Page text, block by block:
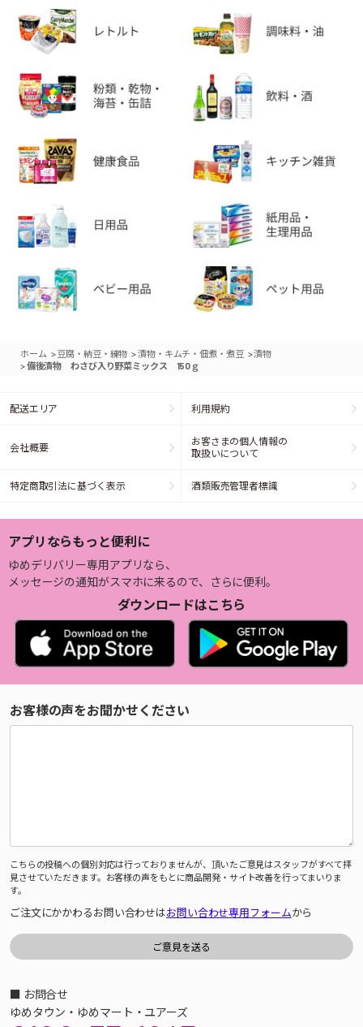
ホーム >豆腐・納豆・練物 >漬物・キムチ・佃煮・煮豆 >漬物
>備後漬物 わさび入り野菜ミックス 150ｇ
配送エリア 利用規約
会社概要
お客さまの個人情報の
取扱いについて
特定商取引法に基づく表示 酒類販売管理者標識
アプリならもっと便利に
ゆめデリバリー専用アプリなら、
メッセージの通知がスマホに来るので、さらに便利。
ダウンロードはこちら
お客様の声をお聞かせください
こちらの投稿への個別対応は行っておりませんが、頂いたご意見はスタッフがすべて拝
見させていただきます。お客様の声をもとに商品開発・サイト改善を行ってまいりま
す。
ご注文にかかわるお問い合わせはお問い合わせ専用フォームから
■ お問合せ
ゆめタウン・ゆめマート・ユアーズ